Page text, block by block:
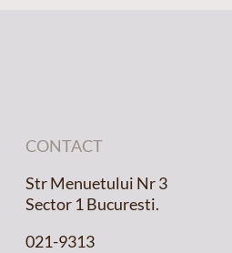
CONTACT
Str Menuetului Nr 3
Sector 1 Bucuresti.
021-9313